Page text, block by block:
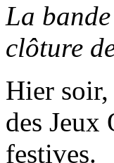
La
clôture
Hier
des Jeux
festives.